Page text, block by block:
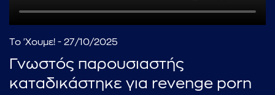
Το 'Χουμε! - 27/10/2025
Γνωστός παρουσιαστής
καταδικάστηκε για revenge porn